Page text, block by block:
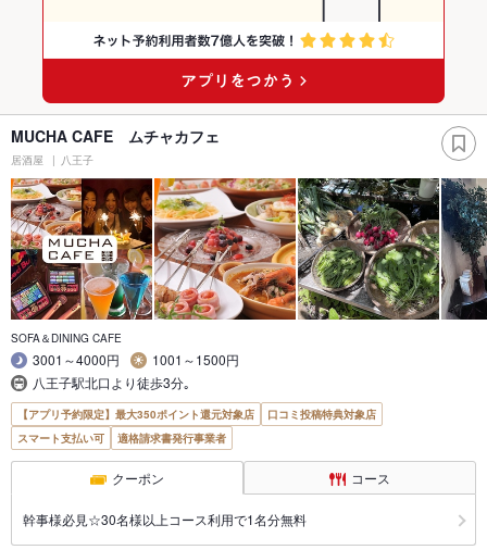
MUCHA CAFE ムチャカフェ
居酒屋 八王子
SOFA＆DINING CAFE
3001～4000円
1001～1500円
八王子駅北口より徒歩3分｡
【アプリ予約限定】最大350ポイント還元対象店
口コミ投稿特典対象店
スマート支払い可
適格請求書発行事業者
クーポン コース
幹事様必見☆30名様以上コース利用で1名分無料